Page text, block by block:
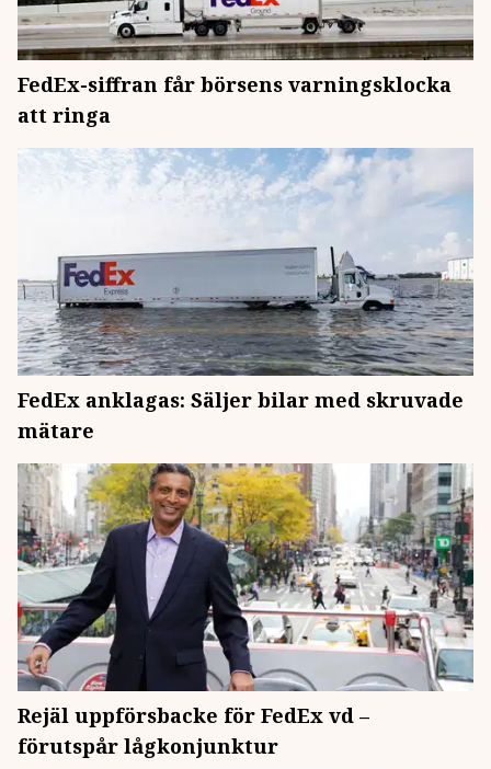
FedEx-siffran får börsens varningsklocka
att ringa
FedEx anklagas: Säljer bilar med skruvade
mätare
Rejäl uppförsbacke för FedEx vd –
förutspår lågkonjunktur